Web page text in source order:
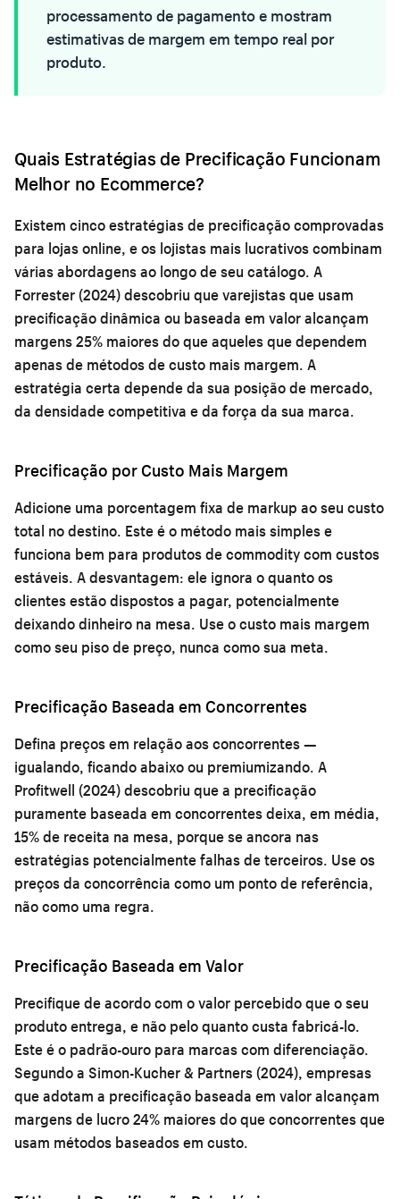
processamento de pagamento e mostram
estimativas de margem em tempo real por
produto.
Quais Estratégias de Precificação Funcionam
Melhor no Ecommerce?
Existem cinco estratégias de precificação comprovadas
para lojas online, e os lojistas mais lucrativos combinam
várias abordagens ao longo de seu catálogo. A
Forrester (2024) descobriu que varejistas que usam
precificação dinâmica ou baseada em valor alcançam
margens 25% maiores do que aqueles que dependem
apenas de métodos de custo mais margem. A
estratégia certa depende da sua posição de mercado,
da densidade competitiva e da força da sua marca.
Precificação por Custo Mais Margem
Adicione uma porcentagem fixa de markup ao seu custo
total no destino. Este é o método mais simples e
funciona bem para produtos de commodity com custos
estáveis. A desvantagem: ele ignora o quanto os
clientes estão dispostos a pagar, potencialmente
deixando dinheiro na mesa. Use o custo mais margem
como seu piso de preço, nunca como sua meta.
Precificação Baseada em Concorrentes
Defina preços em relação aos concorrentes —
igualando, ficando abaixo ou premiumizando. A
Profitwell (2024) descobriu que a precificação
puramente baseada em concorrentes deixa, em média,
15% de receita na mesa, porque se ancora nas
estratégias potencialmente falhas de terceiros. Use os
preços da concorrência como um ponto de referência,
não como uma regra.
Precificação Baseada em Valor
Precifique de acordo com o valor percebido que o seu
produto entrega, e não pelo quanto custa fabricá-lo.
Este é o padrão-ouro para marcas com diferenciação.
Segundo a Simon-Kucher & Partners (2024), empresas
que adotam a precificação baseada em valor alcançam
margens de lucro 24% maiores do que concorrentes que
usam métodos baseados em custo.